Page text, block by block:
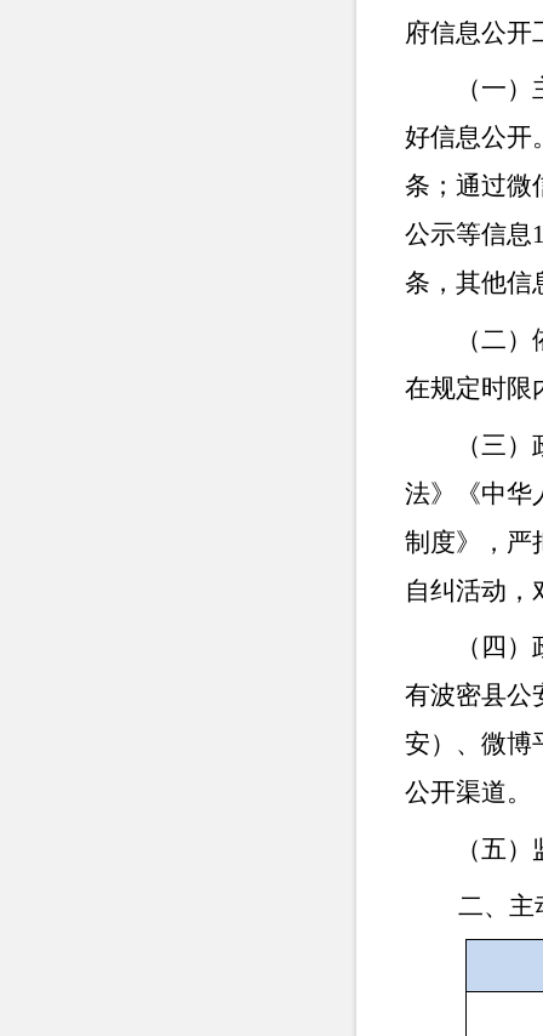
府信息公开
（一
好信息公开
条；通过微
公示等信息
条，其他信
（二
在规定时限
（三
法》《中华
制度》，严
自纠活动，
（四
有波密县公
安）、微博
公开渠道。
（五
二、主